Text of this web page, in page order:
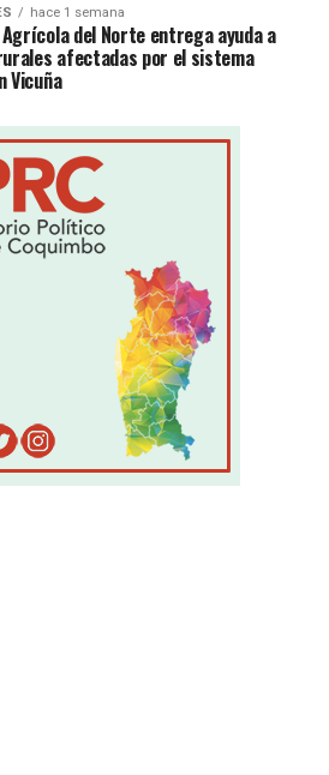
hace 1 semana
Agrícola del Norte entrega ayuda a
afectadas por el sistema
Vicuña